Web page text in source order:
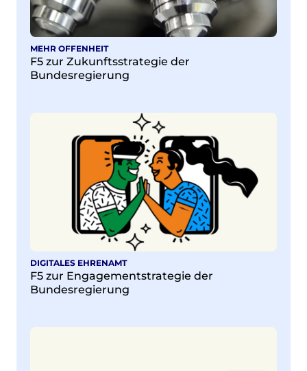
MEHR OFFENHEIT
F5 zur Zukunftsstrategie der
Bundesregierung
DIGITALES EHRENAMT
F5 zur Engagementstrategie der
Bundesregierung